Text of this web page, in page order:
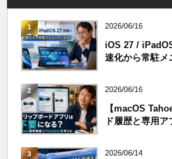
1 2026/06/16
iOS 27 /
速化から常駐メ
2 2026/06/16
【macOS
ド履歴と専用
3 2026/06/14